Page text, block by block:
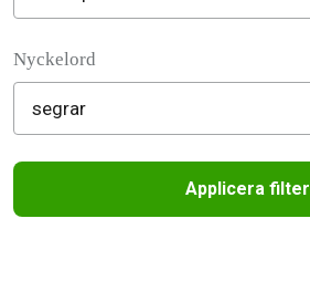
Nyckelord
Applicera filter